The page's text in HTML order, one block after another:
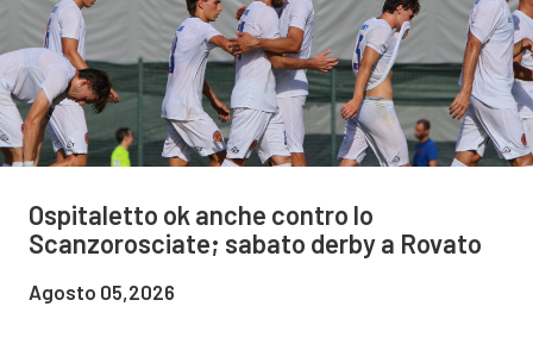
Ospitaletto ok anche contro lo
Scanzorosciate; sabato derby a Rovato
Agosto 05,2026